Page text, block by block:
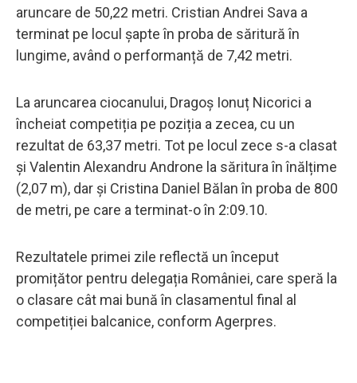
aruncare de 50,22 metri. Cristian Andrei Sava a
terminat pe locul șapte în proba de săritură în
lungime, având o performanță de 7,42 metri.
La aruncarea ciocanului, Dragoș Ionuț Nicorici a
încheiat competiția pe poziția a zecea, cu un
rezultat de 63,37 metri. Tot pe locul zece s-a clasat
și Valentin Alexandru Androne la săritura în înălțime
(2,07 m), dar și Cristina Daniel Bălan în proba de 800
de metri, pe care a terminat-o în 2:09.10.
Rezultatele primei zile reflectă un început
promițător pentru delegația României, care speră la
o clasare cât mai bună în clasamentul final al
competiției balcanice, conform Agerpres.